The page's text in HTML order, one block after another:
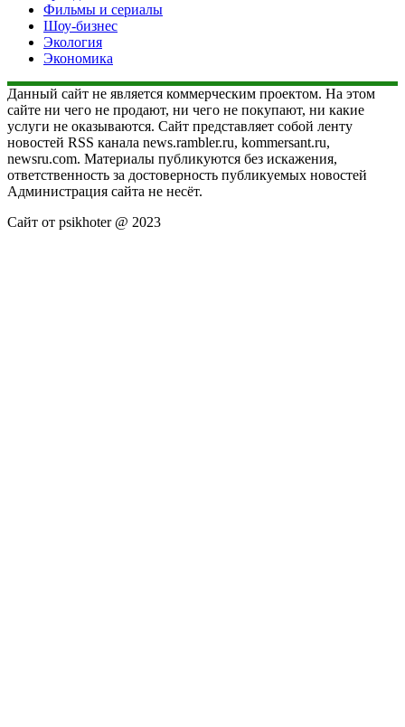
Фильмы и сериалы
Шоу-бизнес
Экология
Экономика
Данный сайт не является коммерческим проектом. На этом
сайте ни чего не продают, ни чего не покупают, ни какие
услуги не оказываются. Сайт представляет собой ленту
новостей RSS канала news.rambler.ru, kommersant.ru,
newsru.com. Материалы публикуются без искажения,
ответственность за достоверность публикуемых новостей
Администрация сайта не несёт.
Сайт от psikhoter @ 2023